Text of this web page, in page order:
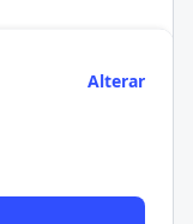
Alterar